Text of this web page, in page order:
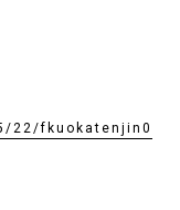
22/fkuokatenjin0